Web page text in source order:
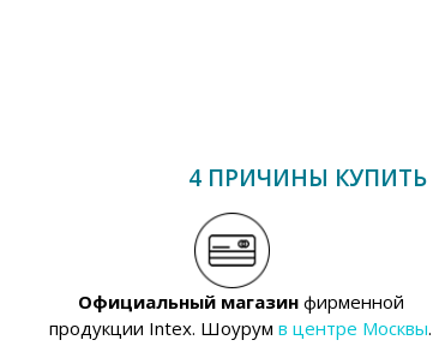
4 ПРИЧИНЫ
Официальный магазинфирменной
продукции Intex. Шоурумв центре Москвы.